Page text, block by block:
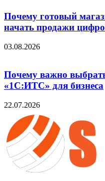
Почему готовый
начать продажи
03.08.2026
Почему важно
«1С:ИТС» для бизнеса
22.07.2026